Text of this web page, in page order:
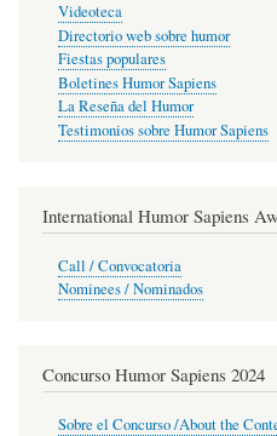
Videoteca
Directorio web sobre humor
Fiestas populares
Boletines Humor Sapiens
La Reseña del Humor
Testimonios sobre Humor Sapiens
International Humor Sapiens
Call / Convocatoria
Nominees / Nominados
Concurso Humor Sapiens 2024
Sobre el Concurso /About the